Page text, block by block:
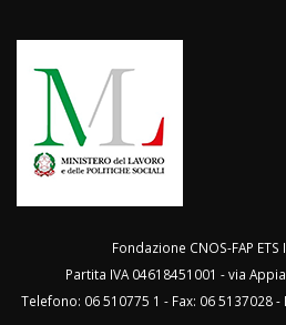
Fondazione CNOS-FAP
Partita IVA 04618451001 - via
Telefono: 06 510775 1 - Fax: 06 5137028 -